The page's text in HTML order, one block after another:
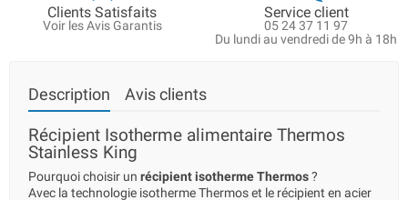
Clients Satisfaits
Voir les Avis Garantis
Service client
05 24 37 11 97
Du lundi au vendredi de 9h à 18h
Description Avis clients
Récipient Isotherme alimentaire Thermos
Stainless King
Pourquoi choisir un récipient isotherme Thermos?
Avec la technologie isotherme Thermos et le récipient en acier